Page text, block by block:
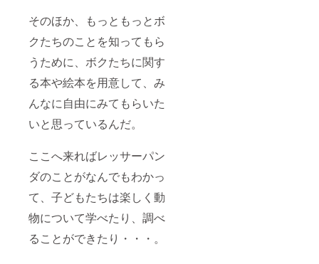
そのほか、もっともっとボ
クたちのことを知ってもら
うために、ボクたちに関す
る本や絵本を用意して、み
んなに自由にみてもらいた
いと思っているんだ。
ここへ来ればレッサーパン
ダのことがなんでもわかっ
て、子どもたちは楽しく動
物について学べたり、調べ
ることができたり・・・。